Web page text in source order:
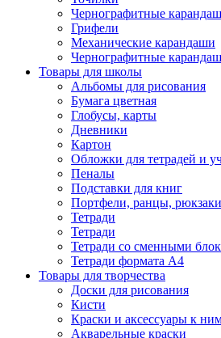
Чернографитные
Грифели
Механические карандаши
Чернографитные
Товары для школы
Альбомы для рисования
Бумага цветная
Глобусы, карты
Дневники
Картон
Обложки для тетрадей и
Пеналы
Подставки для книг
Портфели, ранцы, рюкзаки
Тетради
Тетради
Тетради со сменными
Тетради формата А4
Товары для творчества
Доски для рисования
Кисти
Краски и аксессуары к
Акварельные краски